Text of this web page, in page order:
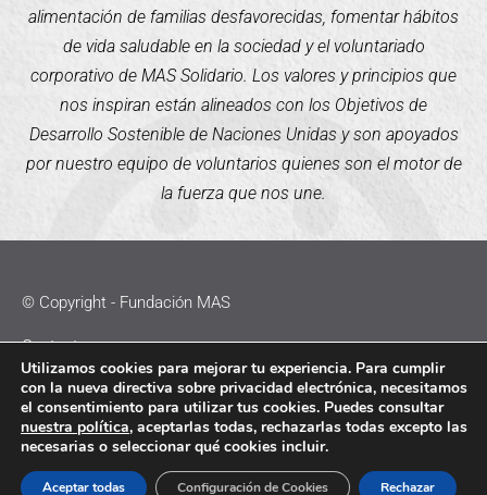
alimentación de familias desfavorecidas, fomentar hábitos
de vida saludable en la sociedad y el voluntariado
corporativo de MAS Solidario. Los valores y principios que
nos inspiran están alineados con los Objetivos de
Desarrollo Sostenible de Naciones Unidas y son apoyados
por nuestro equipo de voluntarios quienes son el motor de
la fuerza que nos une.
© Copyright - Fundación MAS
Contacto
Política de Cookies
Política de Privacidad
Aviso Legal
Utilizamos cookies para mejorar tu experiencia. Para cumplir
con la nueva directiva sobre privacidad electrónica, necesitamos
el consentimiento para utilizar tus cookies. Puedes consultar
nuestra política, aceptarlas todas, rechazarlas todas excepto las
necesarias o seleccionar qué cookies incluir.
Aceptar todas Rechazar
Configuración de Cookies